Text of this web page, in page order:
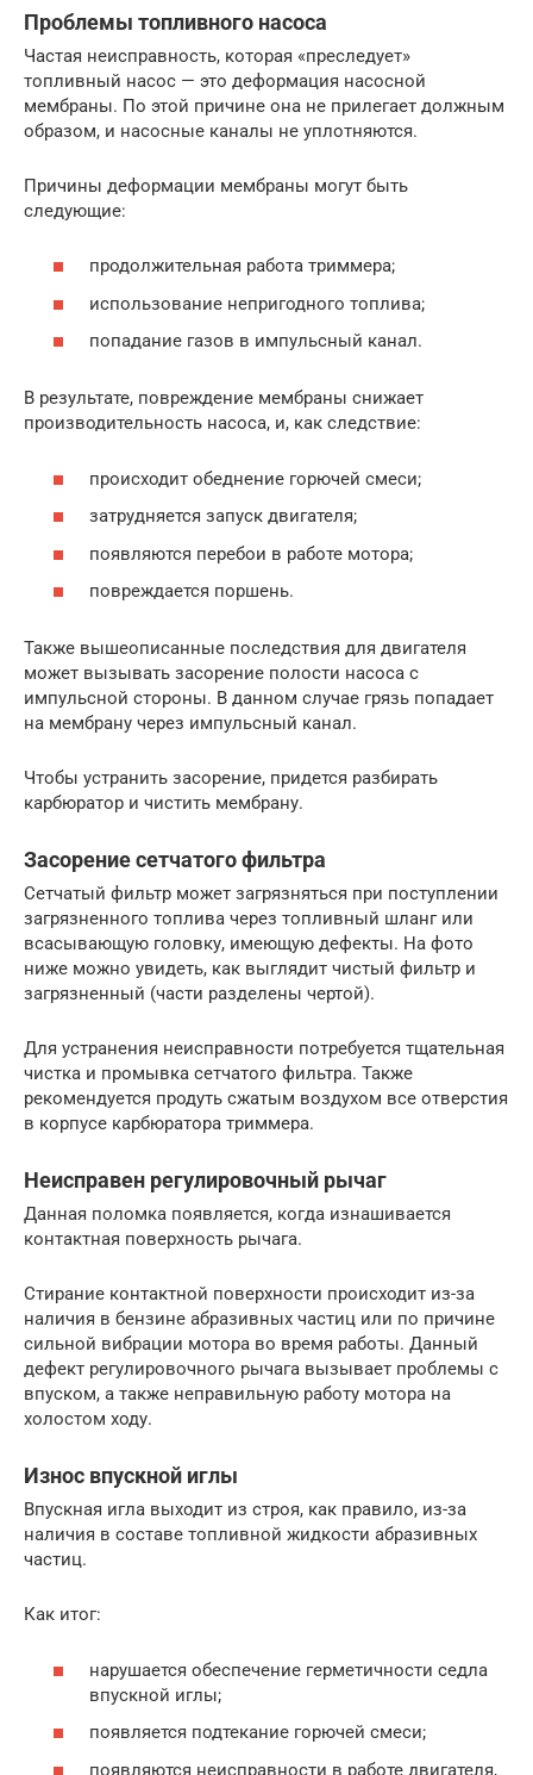
Проблемы топливного насоса
Частая неисправность, которая «преследует»
топливный насос — это деформация насосной
мембраны. По этой причине она не прилегает должным
образом, и насосные каналы не уплотняются.
Причины деформации мембраны могут быть
следующие:
продолжительная работа триммера;
использование непригодного топлива;
попадание газов в импульсный канал.
В результате, повреждение мембраны снижает
производительность насоса, и, как следствие:
происходит обеднение горючей смеси;
затрудняется запуск двигателя;
появляются перебои в работе мотора;
повреждается поршень.
Также вышеописанные последствия для двигателя
может вызывать засорение полости насоса с
импульсной стороны. В данном случае грязь попадает
на мембрану через импульсный канал.
Чтобы устранить засорение, придется разбирать
карбюратор и чистить мембрану.
Засорение сетчатого фильтра
Сетчатый фильтр может загрязняться при поступлении
загрязненного топлива через топливный шланг или
всасывающую головку, имеющую дефекты. На фото
ниже можно увидеть, как выглядит чистый фильтр и
загрязненный (части разделены чертой).
Для устранения неисправности потребуется тщательная
чистка и промывка сетчатого фильтра. Также
рекомендуется продуть сжатым воздухом все отверстия
в корпусе карбюратора триммера.
Неисправен регулировочный рычаг
Данная поломка появляется, когда изнашивается
контактная поверхность рычага.
Стирание контактной поверхности происходит из-за
наличия в бензине абразивных частиц или по причине
сильной вибрации мотора во время работы. Данный
дефект регулировочного рычага вызывает проблемы с
впуском, а также неправильную работу мотора на
холостом ходу.
Износ впускной иглы
Впускная игла выходит из строя, как правило, из-за
наличия в составе топливной жидкости абразивных
частиц.
Как итог:
нарушается обеспечение герметичности седла
впускной иглы;
появляется подтекание горючей смеси;
появляются неисправности в работе двигателя,